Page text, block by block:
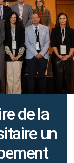
de la
un